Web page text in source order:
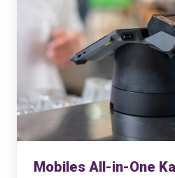
Mobiles All-in-One